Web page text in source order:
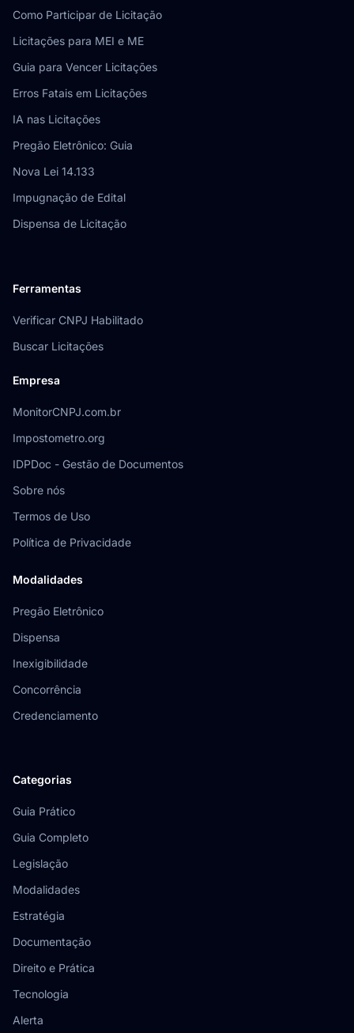
Como Participar de Licitação
Licitações para MEI e ME
Guia para Vencer Licitações
Erros Fatais em Licitações
IA nas Licitações
Pregão Eletrônico: Guia
Nova Lei 14.133
Impugnação de Edital
Dispensa de Licitação
Ferramentas
Verificar CNPJ Habilitado
Buscar Licitações
Empresa
MonitorCNPJ.com.br
Impostometro.org
IDPDoc - Gestão de Documentos
Sobre nós
Termos de Uso
Política de Privacidade
Modalidades
Pregão Eletrônico
Dispensa
Inexigibilidade
Concorrência
Credenciamento
Categorias
Guia Prático
Guia Completo
Legislação
Modalidades
Estratégia
Documentação
Direito e Prática
Tecnologia
Alerta